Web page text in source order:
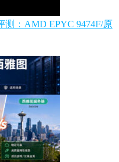
测：AMD EPYC 9474F/原